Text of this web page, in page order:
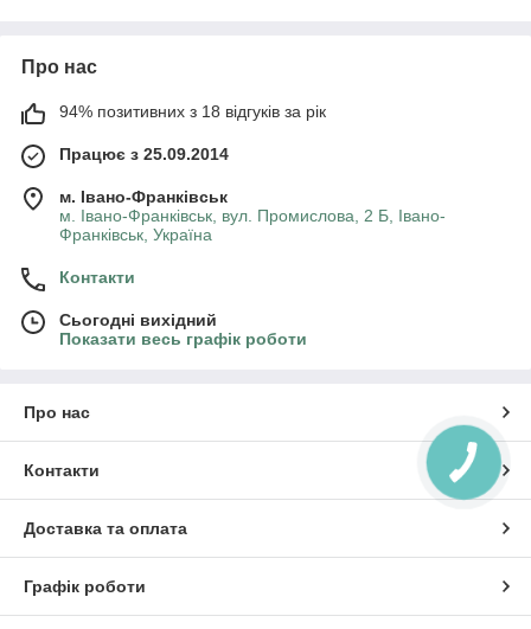
Про нас
94% позитивних з 18 відгуків за рік
Працює з 25.09.2014
м. Івано-Франківськ
м. Івано-Франківськ, вул. Промислова, 2 Б, Івано-
Франківськ, Україна
Контакти
Сьогодні вихідний
Показати весь графік роботи
Про нас
Контакти
Доставка та оплата
Графік роботи